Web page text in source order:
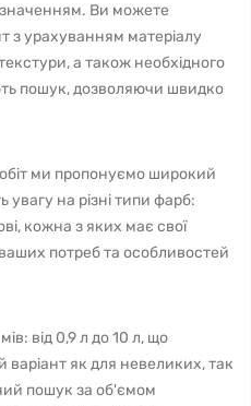
Ви можете
з урахуванням матеріалу
а також необхідного
пошук, дозволяючи швидко
ми пропонуємо широкий
увагу на різні типи фарб:
кожна з яких має свої
потреб та особливостей
від 0,9 л до 10 л, що
як для невеликих, так
пошук за об'ємом